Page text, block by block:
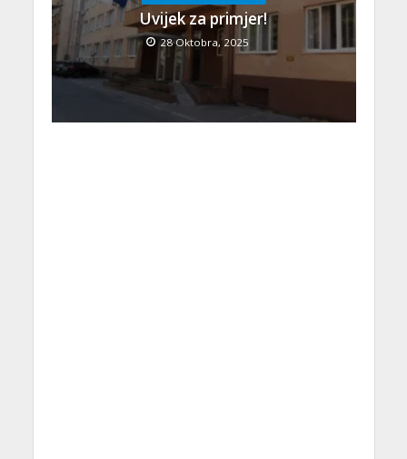
Uvijek za primjer!
28 Oktobra, 2025